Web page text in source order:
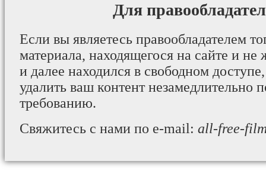
Для
Если вы являетесь правообладателем
материала, находящегося на сайте и не
и далее находился в свободном
удалить ваш контент незамедлительно
требованию.
Свяжитесь с нами по e-mail: all-free-